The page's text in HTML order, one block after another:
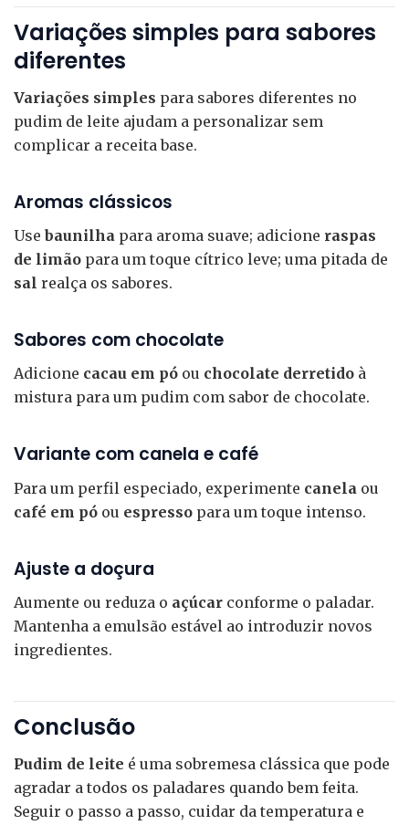
Variações simples para sabores
diferentes
Variações simples para sabores diferentes no
pudim de leite ajudam a personalizar sem
complicar a receita base.
Aromas clássicos
Usebaunilha para aroma suave; adicione raspas
de limão para um toque cítrico leve; uma pitada de
sal realça os sabores.
Sabores com chocolate
Adicione cacau em pó ou chocolate derretido à
mistura para um pudim com sabor de chocolate.
Variante com canela e café
Para um perfil especiado, experimente canela ou
café em pó ou espresso para um toque intenso.
Ajuste a doçura
Aumente ou reduza o açúcar conforme o paladar.
Mantenha a emulsão estável ao introduzir novos
ingredientes.
Conclusão
Pudim de leite é uma sobremesa clássica que pode
agradar a todos os paladares quando bem feita.
Seguir o passo a passo, cuidar da temperatura e